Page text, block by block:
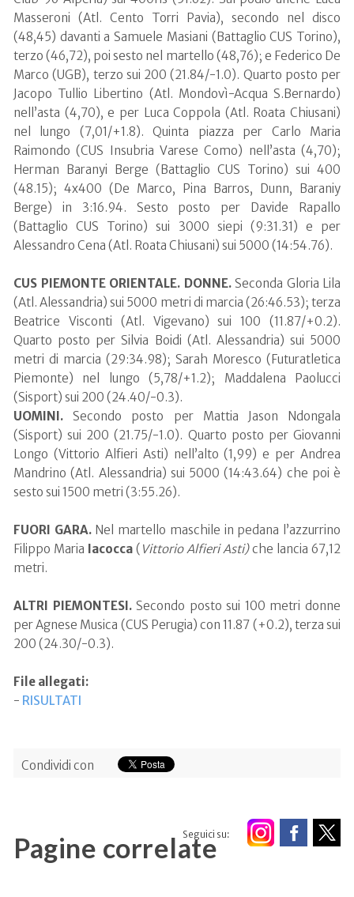
Masseroni (Atl. Cento Torri Pavia), secondo nel disco
(48,45) davanti a Samuele Masiani (Battaglio CUS Torino),
terzo (46,72), poi sesto nel martello (48,76); e Federico De
Marco (UGB), terzo sui 200 (21.84/-1.0). Quarto posto per
Jacopo Tullio Libertino (Atl. Mondovì-Acqua S.Bernardo)
nell’asta (4,70), e per Luca Coppola (Atl. Roata Chiusani)
nel lungo (7,01/+1.8). Quinta piazza per Carlo Maria
Raimondo (CUS Insubria Varese Como) nell’asta (4,70);
Herman Baranyi Berge (Battaglio CUS Torino) sui 400
(48.15); 4x400 (De Marco, Pina Barros, Dunn, Baraniy
Berge) in 3:16.94. Sesto posto per Davide Rapallo
(Battaglio CUS Torino) sui 3000 siepi (9:31.31) e per
Alessandro Cena (Atl. Roata Chiusani) sui 5000 (14:54.76).
CUS PIEMONTE ORIENTALE. DONNE. Seconda Gloria Lila
(Atl. Alessandria) sui 5000 metri di marcia (26:46.53); terza
Beatrice Visconti (Atl. Vigevano) sui 100 (11.87/+0.2).
Quarto posto per Silvia Boidi (Atl. Alessandria) sui 5000
metri di marcia (29:34.98); Sarah Moresco (Futuratletica
Piemonte) nel lungo (5,78/+1.2); Maddalena Paolucci
(Sisport) sui 200 (24.40/-0.3).
UOMINI.Secondo posto per Mattia Jason Ndongala
(Sisport) sui 200 (21.75/-1.0). Quarto posto per Giovanni
Longo (Vittorio Alfieri Asti) nell’alto (1,99) e per Andrea
Mandrino (Atl. Alessandria) sui 5000 (14:43.64) che poi è
sesto sui 1500 metri (3:55.26).
FUORI GARA. Nel martello maschile in pedana l’azzurrino
Filippo Maria Iacocca ( Vittorio Alfieri Asti)che lancia 67,12
metri.
ALTRI PIEMONTESI.Secondo posto sui 100 metri donne
per Agnese Musica (CUS Perugia) con 11.87 (+0.2), terza sui
200 (24.30/-0.3).
File allegati:
- RISULTATI
Condividi con
Seguici su:
Pagine correlate